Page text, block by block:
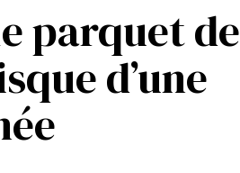
parquet de
d’une